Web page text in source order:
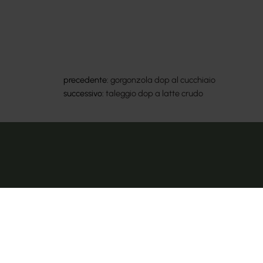
precedente: gorgonzola dop al cucchiaio
successivo: taleggio dop a latte crudo